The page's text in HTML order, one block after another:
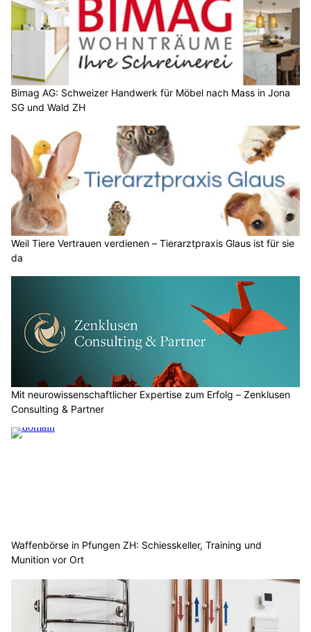
Bimag AG: Schweizer Handwerk für Möbel nach Mass in Jona
SG und Wald ZH
Weil Tiere Vertrauen verdienen – Tierarztpraxis Glaus ist für sie
da
Mit neurowissenschaftlicher Expertise zum Erfolg – Zenklusen
Consulting & Partner
Waffenbörse in Pfungen ZH: Schiesskeller, Training und
Munition vor Ort